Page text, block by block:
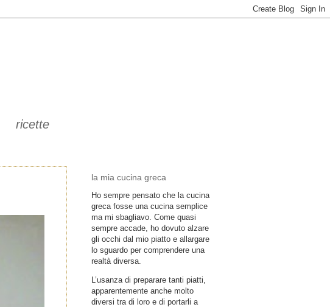
ricette
la mia cucina greca
Ho sempre pensato che la cucina
greca fosse una cucina semplice
ma mi sbagliavo. Come quasi
sempre accade, ho dovuto alzare
gli occhi dal mio piatto e allargare
lo sguardo per comprendere una
realtà diversa.
L’usanza di preparare tanti piatti,
apparentemente anche molto
diversi tra di loro e di portarli a